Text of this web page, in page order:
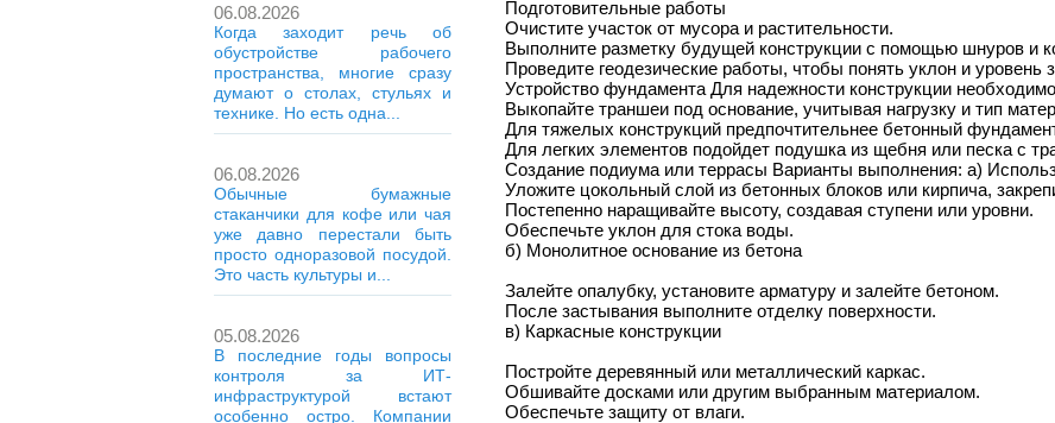
06.08.2026
Когда заходит речь об
обустройстве рабочего
пространства, многие сразу
думают о столах, стульях и
технике. Но есть одна...
06.08.2026
Обычные бумажные
стаканчики для кофе или чая
уже давно перестали быть
просто одноразовой посудой.
Это часть культуры и...
05.08.2026
В последние годы вопросы
контроля за ИТ-
инфраструктурой встают
особенно остро. Компании
Подготовительные работы
Очистите участок от мусора и растительности.
Выполните разметку будущей конструкции с помощью шнуров и
Проведите геодезические работы, чтобы понять уклон и уровень
Устройство фундамента Для надежности конструкции
Выкопайте траншеи под основание, учитывая нагрузку и тип
Для тяжелых конструкций предпочтительнее бетонный
Для легких элементов подойдет подушка из щебня или песка с
Создание подиума или террасы Варианты выполнения: а)
Уложите цокольный слой из бетонных блоков или кирпича,
Постепенно наращивайте высоту, создавая ступени или уровни.
Обеспечьте уклон для стока воды.
б) Монолитное основание из бетона
Залейте опалубку, установите арматуру и залейте бетоном.
После застывания выполните отделку поверхности.
в) Каркасные конструкции
Постройте деревянный или металлический каркас.
Обшивайте досками или другим выбранным материалом.
Обеспечьте защиту от влаги.